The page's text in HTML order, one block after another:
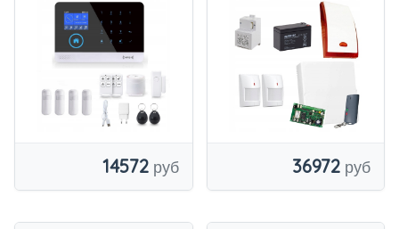
ЖК-дисплеем 2,4
дюйма GSM WiFi
TUYA SMART
POLSKI + 4xPIR
14572
С 2 УДАЛЕННЫМИ
ДАТЧИКАМИ
ДВИЖЕНИЯ
36972